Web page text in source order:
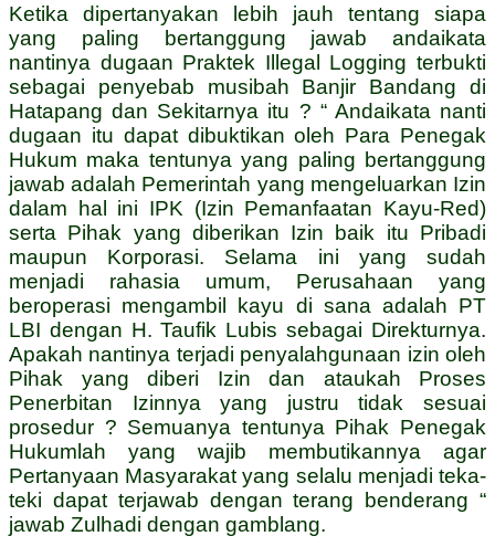
Ketika dipertanyakan lebih jauh tentang siapa
yang paling bertanggung jawab andaikata
nantinya dugaan Praktek Illegal Logging terbukti
sebagai penyebab musibah Banjir Bandang di
Hatapang dan Sekitarnya itu ? “ Andaikata nanti
dugaan itu dapat dibuktikan oleh Para Penegak
Hukum maka tentunya yang paling bertanggung
jawab adalah Pemerintah yang mengeluarkan Izin
dalam hal ini IPK (Izin Pemanfaatan Kayu-Red)
serta Pihak yang diberikan Izin baik itu Pribadi
maupun Korporasi. Selama ini yang sudah
menjadi rahasia umum, Perusahaan yang
beroperasi mengambil kayu di sana adalah PT
LBI dengan H. Taufik Lubis sebagai Direkturnya.
Apakah nantinya terjadi penyalahgunaan izin oleh
Pihak yang diberi Izin dan ataukah Proses
Penerbitan Izinnya yang justru tidak sesuai
prosedur ? Semuanya tentunya Pihak Penegak
Hukumlah yang wajib membutikannya agar
Pertanyaan Masyarakat yang selalu menjadi teka-
teki dapat terjawab dengan terang benderang “
jawab Zulhadi dengan gamblang.